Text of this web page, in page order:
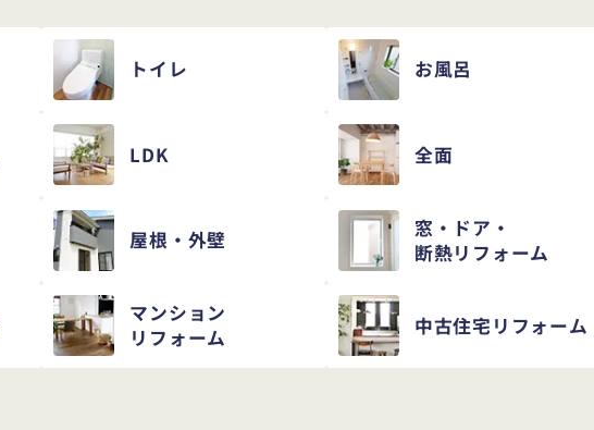
トイレ お風呂
LDK 全面
屋根・外壁
窓・ドア・
断熱リフォーム
マンション
リフォーム
中古住宅 リフォーム